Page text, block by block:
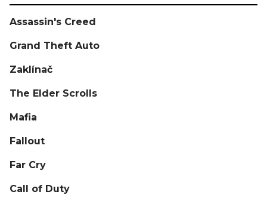
Assassin's Creed
Grand Theft Auto
Zaklínač
The Elder Scrolls
Mafia
Fallout
Far Cry
Call of Duty